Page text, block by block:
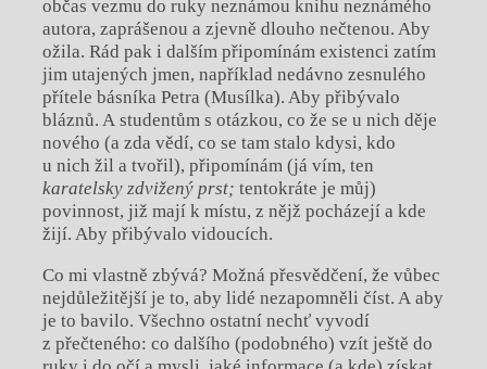
občas vezmu do ruky neznámou knihu neznámého
autora, zaprášenou a zjevně dlouho nečtenou. Aby
ožila. Rád pak i dalším připomínám existenci zatím
jim utajených jmen, například nedávno zesnulého
přítele básníka Petra (Musílka). Aby přibývalo
bláznů. A studentům s otázkou, co že se u nich děje
nového (a zda vědí, co se tam stalo kdysi, kdo
u nich žil a tvořil), připomínám (já vím, ten
karatelsky zdvižený prst; tentokráte je můj)
povinnost, již mají k místu, z nějž pocházejí a kde
žijí. Aby přibývalo vidoucích.
Co mi vlastně zbývá? Možná přesvědčení, že vůbec
nejdůležitější je to, aby lidé nezapomněli číst. A aby
je to bavilo. Všechno ostatní nechť vyvodí
z přečteného: co dalšího (podobného) vzít ještě do